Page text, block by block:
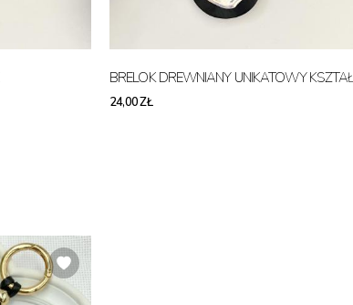
BRELOK DREWNIANY UNIKATOWY
24,00 ZŁ